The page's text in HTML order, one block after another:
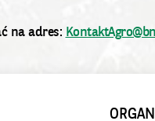
na adres: